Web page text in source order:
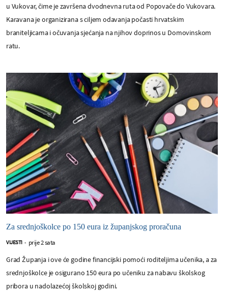
u Vukovar, čime je završena dvodnevna ruta od Popovače do Vukovara.
Karavana je organizirana s ciljem odavanja počasti hrvatskim
braniteljicama i očuvanja sjećanja na njihov doprinos u Domovinskom
ratu.
Za srednjoškolce po 150 eura iz županjskog proračuna
VIJESTI - prije 2 sata
Grad Županja i ove će godine financijski pomoći roditeljima učenika, a za
srednjoškolce je osigurano 150 eura po učeniku za nabavu školskog
pribora u nadolazećoj školskoj godini.